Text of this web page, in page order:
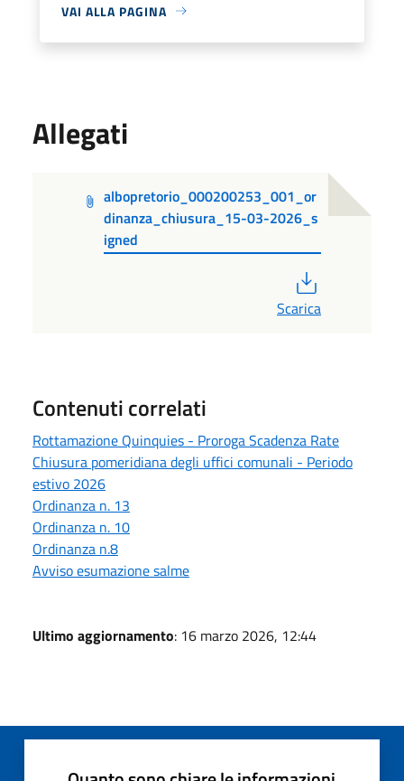
VAI ALLA PAGINA
Allegati
albopretorio_000200253_001_or
dinanza_chiusura_15-03-2026_s
igned
Scarica
Contenuti correlati
Rottamazione Quinquies - Proroga Scadenza Rate
Chiusura pomeridiana degli uffici comunali - Periodo
estivo 2026
Ordinanza n. 13
Ordinanza n. 10
Ordinanza n.8
Avviso esumazione salme
Ultimo aggiornamento: 16 marzo 2026, 12:44